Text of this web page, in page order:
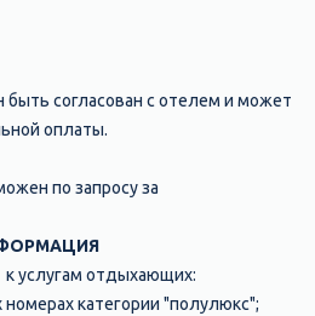
согласован с отелем и может
оплаты.
по запросу за
услугам отдыхающих:
категории "полулюкс";